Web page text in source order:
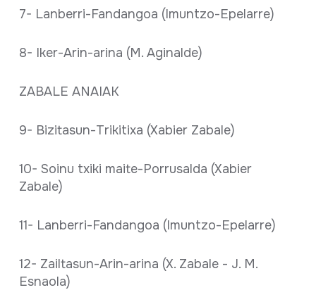
7- Lanberri-Fandangoa (Imuntzo-Epelarre)
8- Iker-Arin-arina (M. Aginalde)
ZABALE ANAIAK
9- Bizitasun-Trikitixa (Xabier Zabale)
10- Soinu txiki maite-Porrusalda (Xabier
Zabale)
11- Lanberri-Fandangoa (Imuntzo-Epelarre)
12- Zailtasun-Arin-arina (X. Zabale - J. M.
Esnaola)